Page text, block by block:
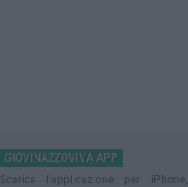
GIOVINAZZOVIVA APP
Scarica l'applicazione per iPhone,